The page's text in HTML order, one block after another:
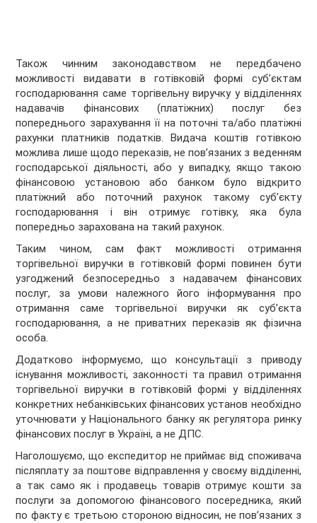
Також чинним законодавством не передбачено
можливості видавати в готівковій формі суб’єктам
господарювання саме торгівельну виручку у відділеннях
надавачів фінансових (платіжних) послуг без
попереднього зарахування її на поточні та/або платіжні
рахунки платників податків. Видача коштів готівкою
можлива лише щодо переказів, не пов’язаних з веденням
господарської діяльності, або у випадку, якщо такою
фінансовою установою або банком було відкрито
платіжний або поточний рахунок такому суб’єкту
господарювання і він отримує готівку, яка була
попередньо зарахована на такий рахунок.
Таким чином, сам факт можливості отримання
торгівельної виручки в готівковій формі повинен бути
узгоджений безпосередньо з надавачем фінансових
послуг, за умови належного його інформування про
отримання саме торгівельної виручки як суб’єкта
господарювання, а не приватних переказів як фізична
особа.
Додатково інформуємо, що консультації з приводу
існування можливості, законності та правил отримання
торгівельної виручки в готівковій формі у відділеннях
конкретних небанківських фінансових установ необхідно
уточнювати у Національного банку як регулятора ринку
фінансових послуг в Україні, а не ДПС.
Наголошуємо, що експедитор не приймає від споживача
післяплату за поштове відправлення у своєму відділенні,
а так само як і продавець товарів отримує кошти за
послуги за допомогою фінансового посередника, який
по факту є третьою стороною відносин, не пов’язаних з